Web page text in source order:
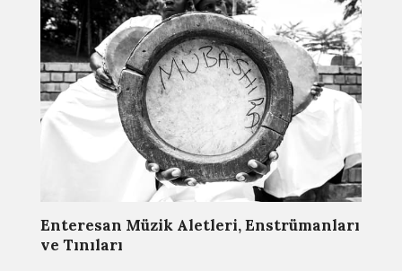
Enteresan Müzik Aletleri, Enstrümanları
ve Tınıları